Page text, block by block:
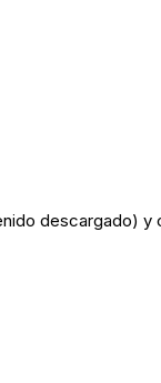
descargado) y